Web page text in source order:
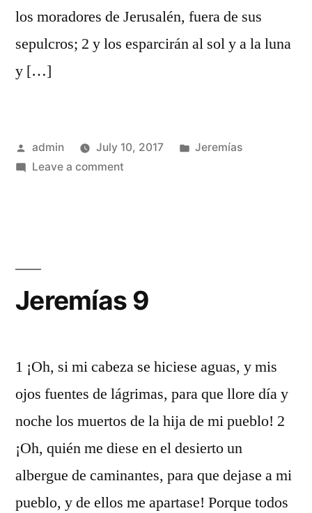
los moradores de Jerusalén, fuera de sus
sepulcros; 2 y los esparcirán al sol y a la luna
y […]
Posted
by
admin July 10, 2017
Posted
Jeremías
Leave a commenton
Jeremías 9
1 ¡Oh, si mi cabeza se hiciese aguas, y mis
ojos fuentes de lágrimas, para que llore día y
noche los muertos de la hija de mi pueblo! 2
¡Oh, quién me diese en el desierto un
albergue de caminantes, para que dejase a mi
pueblo, y de ellos me apartase! Porque todos